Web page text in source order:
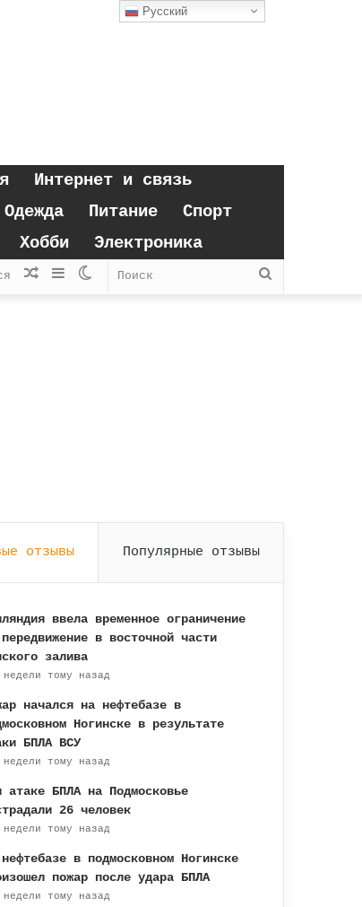
Интернет и связь
Одежда Питание
Спорт
Хобби Электроника
Поиск
Switch
Sidebar
Случайная
отзывы Популярные отзывы
ввела временное ограничение
в восточной части
залива
тому назад
начался на нефтебазе в
Ногинске в результате
БПЛА ВСУ
тому назад
атаке БПЛА на Подмосковье
26 человек
тому назад
в подмосковном Ногинске
пожар после удара БПЛА
тому назад
Русский